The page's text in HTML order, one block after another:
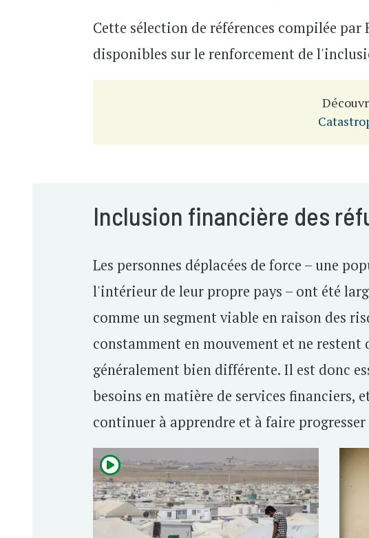
Cette sélection de références compilée
disponibles sur le renforcement de
Inclusion financière des
Les personnes déplacées de force – une
l'intérieur de leur propre pays – ont été
comme un segment viable en raison des
constamment en mouvement et ne restent
généralement bien différente. Il est donc
besoins en matière de services financiers,
continuer à apprendre et à faire